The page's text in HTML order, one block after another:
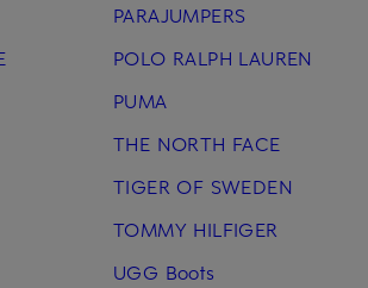
PARAJUMPERS
POLO RALPH LAUREN
PUMA
THE NORTH FACE
TIGER OF SWEDEN
TOMMY HILFIGER
UGG Boots